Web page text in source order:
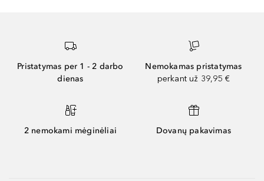
Pristatymas per 1 - 2 darbo
dienas
Nemokamas pristatymas
perkant už 39,95 €
2 nemokami mėginėliai Dovanų pakavimas